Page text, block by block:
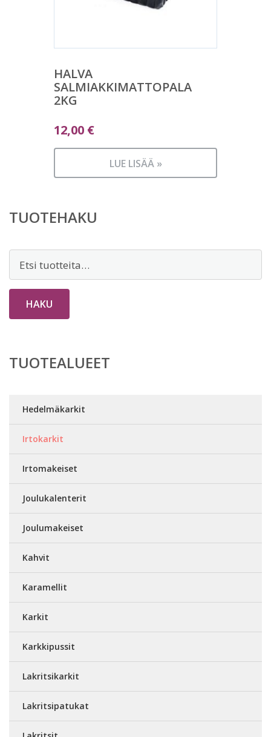
HALVA
SALMIAKKIMATTOPALA
2KG
12,00 €
LUE LISÄÄ »
TUOTEHAKU
HAKU
TUOTEALUEET
Hedelmäkarkit
Irtokarkit
Irtomakeiset
Joulukalenterit
Joulumakeiset
Kahvit
Karamellit
Karkit
Karkkipussit
Lakritsikarkit
Lakritsipatukat